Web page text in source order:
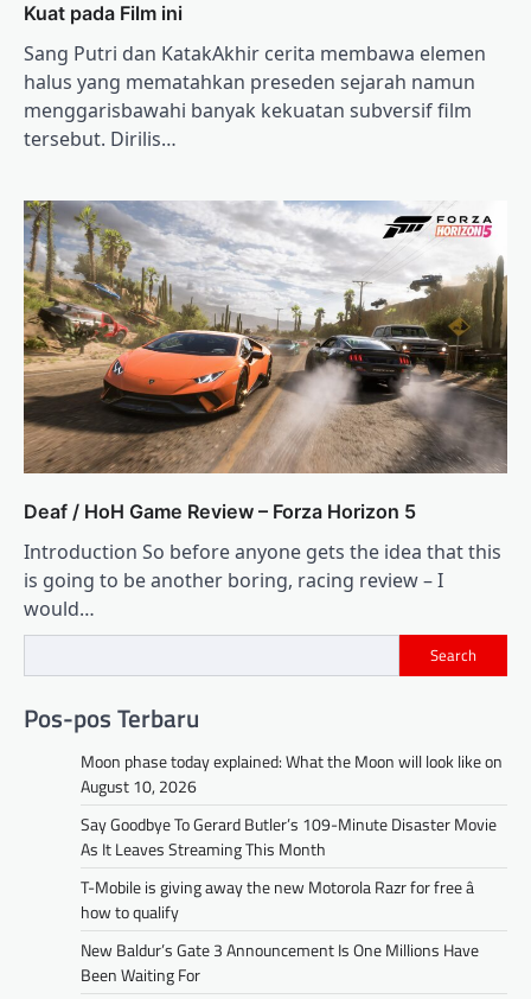
Kuat pada Film ini
Sang Putri dan KatakAkhir cerita membawa elemen
halus yang mematahkan preseden sejarah namun
menggarisbawahi banyak kekuatan subversif film
tersebut. Dirilis…
Deaf / HoH Game Review – Forza Horizon 5
Introduction So before anyone gets the idea that this
is going to be another boring, racing review – I
would…
Search
Pos-pos Terbaru
Moon phase today explained: What the Moon will look like on
August 10, 2026
Say Goodbye To Gerard Butler’s 109-Minute Disaster Movie
As It Leaves Streaming This Month
T-Mobile is giving away the new Motorola Razr for free â
how to qualify
New Baldur’s Gate 3 Announcement Is One Millions Have
Been Waiting For